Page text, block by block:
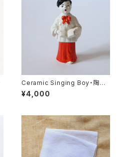
Ceramic Singing Boy・陶器
の聖歌隊の少年 U.S.A
¥4,000